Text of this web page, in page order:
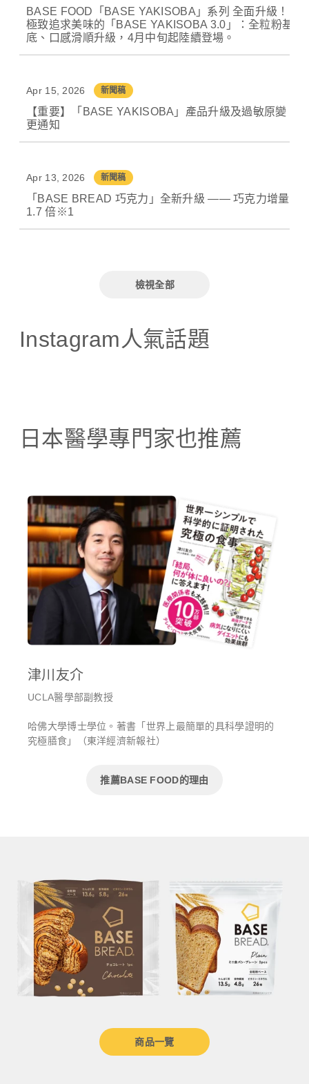
BASE FOOD「BASE YAKISOBA」系列 全面升級！
極致追求美味的「BASE YAKISOBA 3.0」：全粒粉基
底、口感滑順升級，4月中旬起陸續登場。
【重要】「BASE YAKISOBA」產品升級及過敏原變
更通知
Apr 15, 2026 新聞稿
「BASE BREAD 巧克力」全新升級 —— 巧克力增量
1.7 倍※1
Apr 13, 2026 新聞稿
檢視全部
Instagram人氣話題
日本醫學專門家也推薦
津川友介
UCLA醫學部副教授
哈佛大學博士學位。著書「世界上最簡單的具科學證明的
究極膳食」（東洋經濟新報社）
推薦BASE FOOD的理由
商品一覽